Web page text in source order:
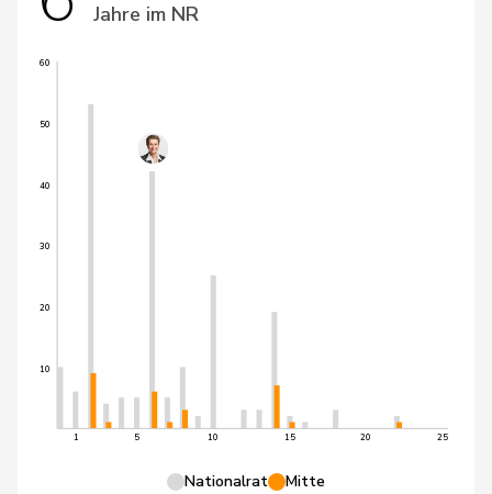
Jahre im NR
10
20
30
40
50
60
1 5 10 15 20 25
Nationalrat Mitte